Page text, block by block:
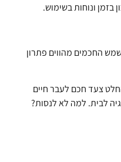
ונוחות בשימוש.
החכמים מהווים פתרון
צעד חכם לעבר חיים
לבית. למה לא לנסות?